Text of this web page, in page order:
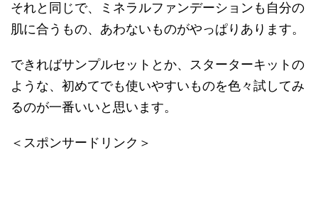
それと同じで、ミネラルファンデーションも自分の
肌に合うもの、あわないものがやっぱりあります。
できればサンプルセットとか、スターターキットの
ような、初めてでも使いやすいものを色々試してみ
るのが一番いいと思います。
＜スポンサードリンク＞